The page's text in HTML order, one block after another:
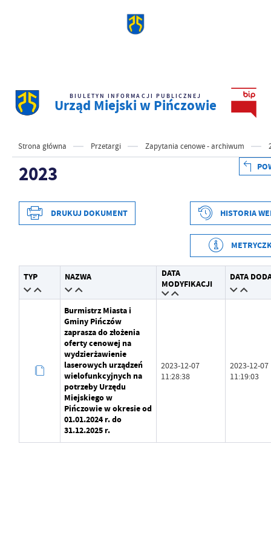
BIULETYN INFORMACJI PUBLICZNEJ
Urząd Miejski w Pińczowie
Strona główna Przetargi Zapytania cenowe - archiwum
2023
2023-12-15 13:01:07
Wytworzył Andrzej Gajda
Data opublikowania
Opublikował
Data ostatniej aktualizacji
Ostatnio zaktualizował -
DRUKUJ DOKUMENT HISTORIA
TYP NAZWA
DATA
MODYFIKACJI
DATA
Burmistrz Miasta i
Gminy Pińczów
zaprasza do złożenia
oferty cenowej na
wydzierżawienie
laserowych urządzeń
wielofunkcyjnych na
potrzeby Urzędu
Miejskiego w
Pińczowie w okresie od
01.01.2024 r. do
31.12.2025 r.
2023-12-07
11:28:38
2023-12-07
11:19:03